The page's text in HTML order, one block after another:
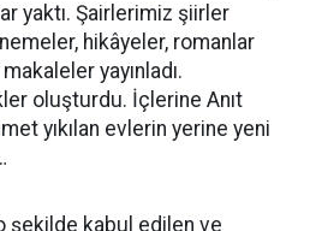
yaktı. Şairlerimiz şiirler
hikâyeler, romanlar
yayınladı.
oluşturdu. İçlerine Anıt
yıkılan evlerin yerine yeni
şekilde kabul edilen ve